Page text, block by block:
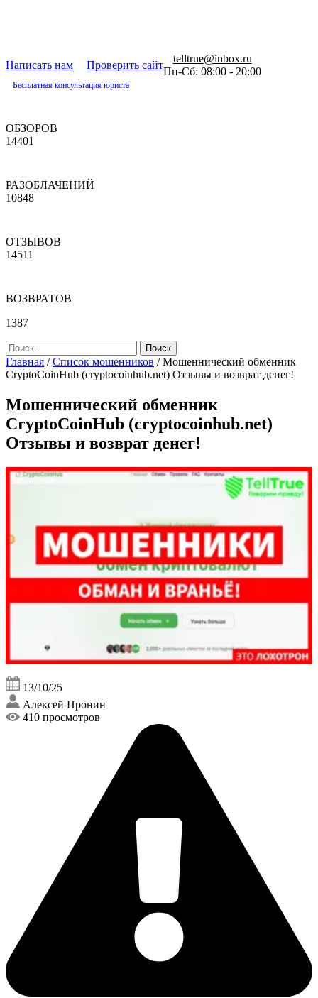
Написать нам Проверить сайт
telltrue@inbox.ru
Пн-Сб: 08:00 - 20:00
Бесплатная консультация юриста
ОБЗОРОВ
14401
РАЗОБЛАЧЕНИЙ
10848
ОТЗЫВОВ
14511
ВОЗВРАТОВ
1387
Главная /Список мошенников /Мошеннический обменник
CryptoCoinHub (cryptocoinhub.net) Отзывы и возврат денег!
Мошеннический обменник
CryptoCoinHub (cryptocoinhub.net)
Отзывы и возврат денег!
13/10/25
Алексей Пронин
410 просмотров